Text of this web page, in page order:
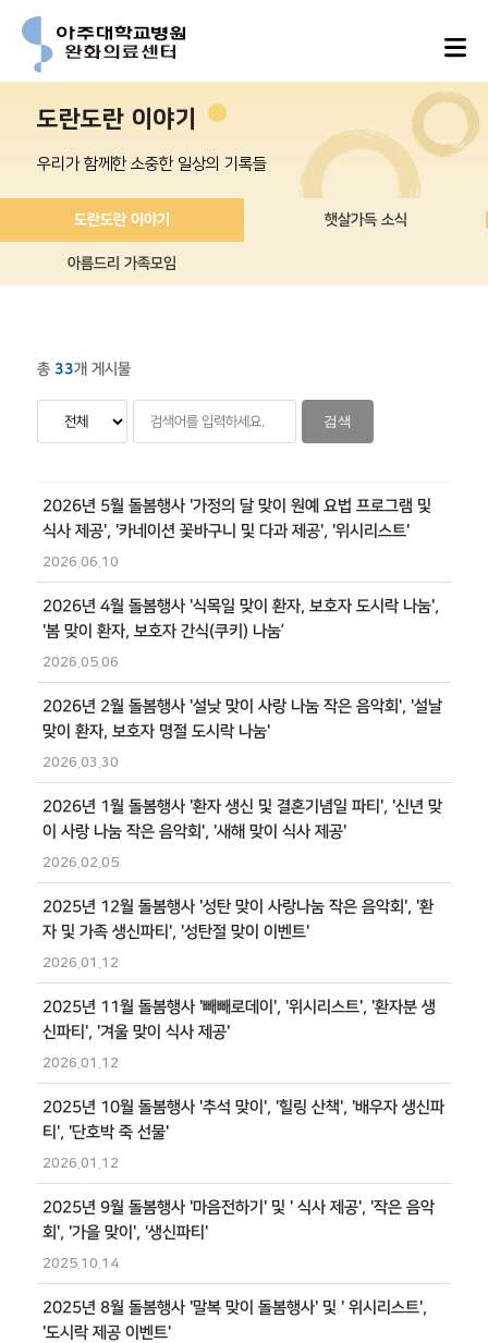
도란도란 이야기
우리가 함께한 소중한 일상의 기록들
도란도란 이야기 햇살가득 소식
아름드리 가족모임
총 33개 게시물
검색
2026년 5월 돌봄행사 '가정의 달 맞이 원예 요법 프로그램 및
식사 제공', '카네이션 꽃바구니 및 다과 제공', '위시리스트'
2026.06.10
2026년 4월 돌봄행사 '식목일 맞이 환자, 보호자 도시락 나눔',
'봄 맞이 환자, 보호자 간식(쿠키) 나눔’
2026.05.06
2026년 2월 돌봄행사 '설낮 맞이 사랑 나눔 작은 음악회', '설날
맞이 환자, 보호자 명절 도시락 나눔'
2026.03.30
2026년 1월 돌봄행사 '환자 생신 및 결혼기념일 파티', '신년 맞
이 사랑 나눔 작은 음악회', '새해 맞이 식사 제공'
2026.02.05
2025년 12월 돌봄행사 '성탄 맞이 사랑나눔 작은 음악회', '환
자 및 가족 생신파티', '성탄절 맞이 이벤트'
2026.01.12
2025년 11월 돌봄행사 '빼빼로데이', '위시리스트', '환자분 생
신파티', '겨울 맞이 식사 제공'
2026.01.12
2025년 10월 돌봄행사 '추석 맞이', '힐링 산책', '배우자 생신파
티', '단호박 죽 선물'
2026.01.12
2025년 9월 돌봄행사 '마음전하기' 및 ' 식사 제공', '작은 음악
회', '가을 맞이', '생신파티'
2025.10.14
2025년 8월 돌봄행사 '말복 맞이 돌봄행사' 및 ' 위시리스트',
'도시락 제공 이벤트'